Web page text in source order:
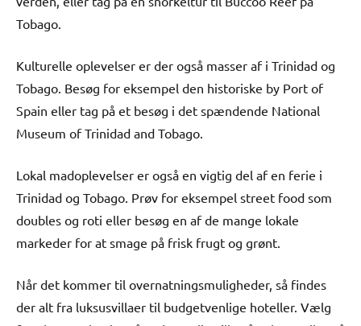
Tobago.
Kulturelle oplevelser er der også masser af i Trinidad og
Tobago. Besøg for eksempel den historiske by Port of
Spain eller tag på et besøg i det spændende National
Museum of Trinidad and Tobago.
Lokal madoplevelser er også en vigtig del af en ferie i
Trinidad og Tobago. Prøv for eksempel street food som
doubles og roti eller besøg en af de mange lokale
markeder for at smage på frisk frugt og grønt.
Når det kommer til overnatningsmuligheder, så findes
der alt fra luksusvillaer til budgetvenlige hoteller. Vælg